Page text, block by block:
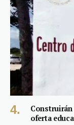
Construirán
oferta